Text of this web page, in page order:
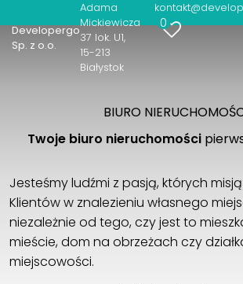
Developergo
Sp. z o.o.
Adama
Mickiewicza
37 lok. U1
15-213
Białystok
0
BIURO
Twoje biuro nieruchomości
Jesteśmy ludźmi z pasją, których
Klientów w znalezieniu własnego
niezależnie od tego, czy jest to
mieście, dom na obrzeżach czy
miejscowości.